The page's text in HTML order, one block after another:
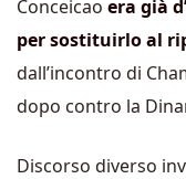
Conceicao era già
per sostituirlo al
dall’incontro di
dopo contro la
Discorso diverso